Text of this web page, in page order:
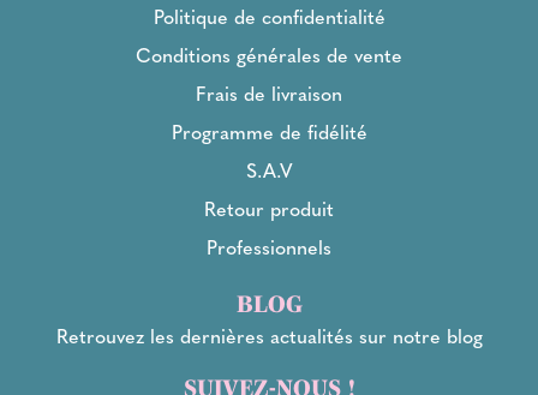
Politique de confidentialité
Conditions générales de vente
Frais de livraison
Programme de fidélité
S.A.V
Retour produit
Professionnels
BLOG
Retrouvez les dernières actualités sur notre blog
SUIVEZ-NOUS !